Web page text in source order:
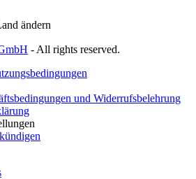
ändern
- All rights reserved.
und Widerrufsbelehrung